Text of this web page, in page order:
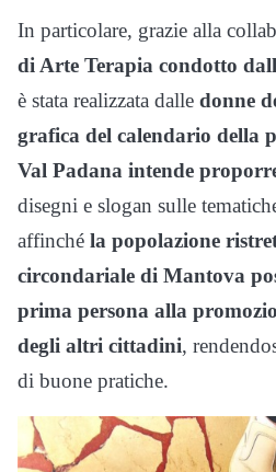
In particolare, grazie alla
di Arte Terapia condotto
è stata realizzata dalle donne
grafica del calendario della
Val Padana intende
disegni e slogan sulle
affinché la popolazione
circondariale di Mantova
prima persona alla
degli altri cittadini,
di buone pratiche.